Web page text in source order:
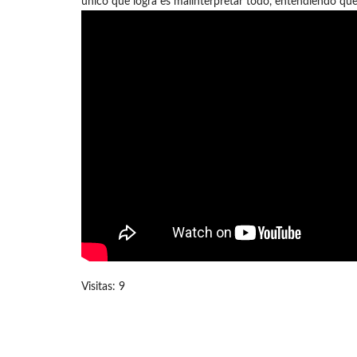
Visitas: 9